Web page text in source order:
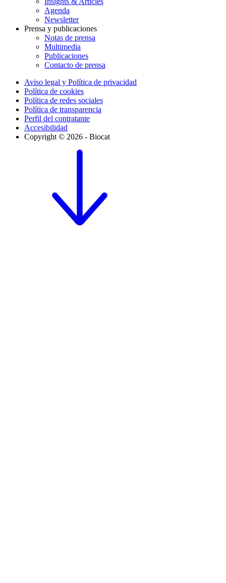
Agenda
Newsletter
Prensa y publicaciones
Notas de prensa
Multimedia
Publicaciones
Contacto de prensa
Aviso legal y Política de privacidad
Política de cookies
Política de redes sociales
Política de transparencia
Perfil del contratante
Accesibilidad
Copyright © 2026 - Biocat